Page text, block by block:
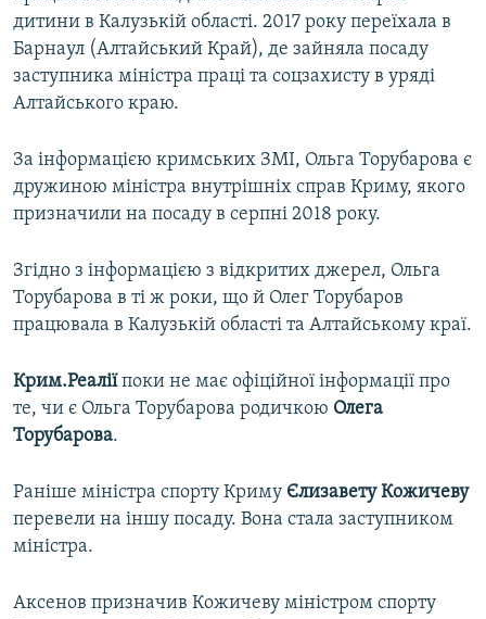
дитини в Калузькій області. 2017 року переїхала в
Барнаул (Алтайський Край), де зайняла посаду
заступника міністра праці та соцзахисту в уряді
Алтайського краю.
За інформацією кримських ЗМІ, Ольга Торубарова є
дружиною міністра внутрішніх справ Криму, якого
призначили на посаду в серпні 2018 року.
Згідно з інформацією з відкритих джерел, Ольга
Торубарова в ті ж роки, що й Олег Торубаров
працювала в Калузькій області та Алтайському краї.
Крим.Реаліїпоки не має офіційної інформації про
те, чи є Ольга Торубарова родичкою Олега
Торубарова.
Раніше міністра спорту Криму Єлизавету Кожичеву
перевели на іншу посаду. Вона стала заступником
міністра.
Аксенов призначив Кожичеву міністром спорту